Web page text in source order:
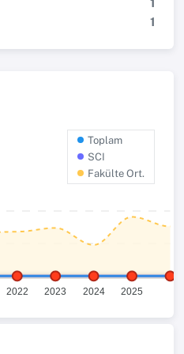
1
Toplam
SCI
Fakülte Ort.
2022 2023 2024 2025